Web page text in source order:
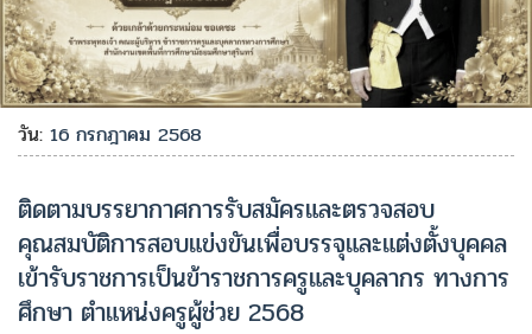
วัน:16 กรกฎาคม 2568
ติดตามบรรยากาศการรับสมัครและตรวจสอบ
คุณสมบัติการสอบแข่งขันเพื่อบรรจุและแต่งตั้งบุคคล
เข้ารับราชการเป็นข้าราชการครูและบุคลากร ทางการ
ศึกษา ตำแหน่งครูผู้ช่วย 2568